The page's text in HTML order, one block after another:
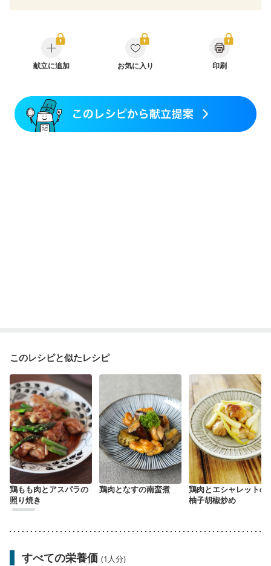
糖尿病性腎症（第３期）
CKD（ステージ１）
CKD（ステージ２）
CKD（ステージ３a）
乳がん（抗がん剤治療中）
乳がん（ホルモン療法中）
胃がん（抗がん剤治療中）
胃がん治療を終えた方・経過観察中の方
大腸がん治療を終えた方・経過観察中の方
献立に追加 お気に入り 印刷
このレシピと似たレシピ
鶏もも肉とアスパラの
照り焼き
鶏肉となすの南蛮煮
鶏肉とエシャレットの
柚子胡椒炒め
すべての栄養価 (1人分)